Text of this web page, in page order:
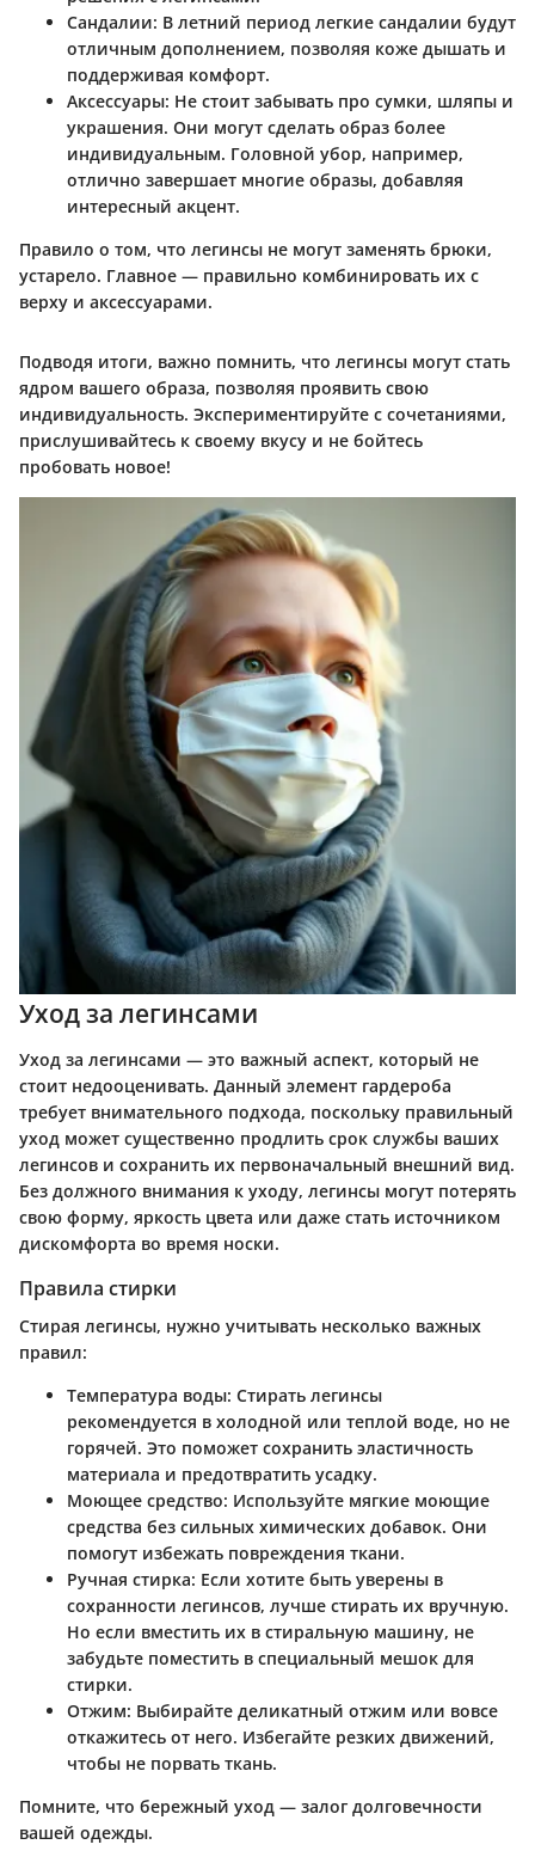
Сандалии: В летний период легкие сандалии будут
отличным дополнением, позволяя коже дышать и
поддерживая комфорт.
Аксессуары: Не стоит забывать про сумки, шляпы и
украшения. Они могут сделать образ более
индивидуальным. Головной убор, например,
отлично завершает многие образы, добавляя
интересный акцент.
Правило о том, что легинсы не могут заменять брюки,
устарело. Главное — правильно комбинировать их с
верху и аксессуарами.
Подводя итоги, важно помнить, что легинсы могут стать
ядром вашего образа, позволяя проявить свою
индивидуальность. Экспериментируйте с сочетаниями,
прислушивайтесь к своему вкусу и не бойтесь
пробовать новое!
Уход за легинсами
Уход за легинсами — это важный аспект, который не
стоит недооценивать. Данный элемент гардероба
требует внимательного подхода, поскольку правильный
уход может существенно продлить срок службы ваших
легинсов и сохранить их первоначальный внешний вид.
Без должного внимания к уходу, легинсы могут потерять
свою форму, яркость цвета или даже стать источником
дискомфорта во время носки.
Правила стирки
Стирая легинсы, нужно учитывать несколько важных
правил:
Температура воды: Стирать легинсы
рекомендуется в холодной или теплой воде, но не
горячей. Это поможет сохранить эластичность
материала и предотвратить усадку.
Моющее средство: Используйте мягкие моющие
средства без сильных химических добавок. Они
помогут избежать повреждения ткани.
Ручная стирка: Если хотите быть уверены в
сохранности легинсов, лучше стирать их вручную.
Но если вместить их в стиральную машину, не
забудьте поместить в специальный мешок для
стирки.
Отжим: Выбирайте деликатный отжим или вовсе
откажитесь от него. Избегайте резких движений,
чтобы не порвать ткань.
Помните, что бережный уход — залог долговечности
вашей одежды.